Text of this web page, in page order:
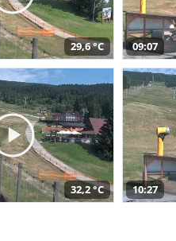
29,6 °C 09:07
32,2 °C 10:27